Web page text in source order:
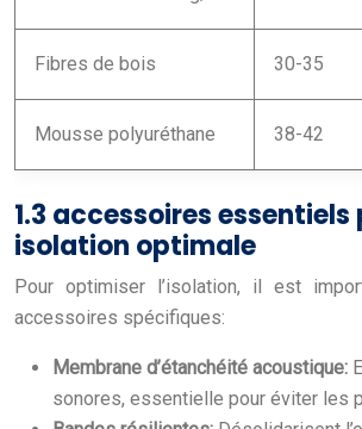
Fibres de bois 30-35
Mousse polyuréthane 38-42
1.3 accessoires essentiels
isolation optimale
Pour optimiser l’isolation, il est
accessoires spécifiques:
Membrane d’étanchéité acoustique:
sonores, essentielle pour éviter les